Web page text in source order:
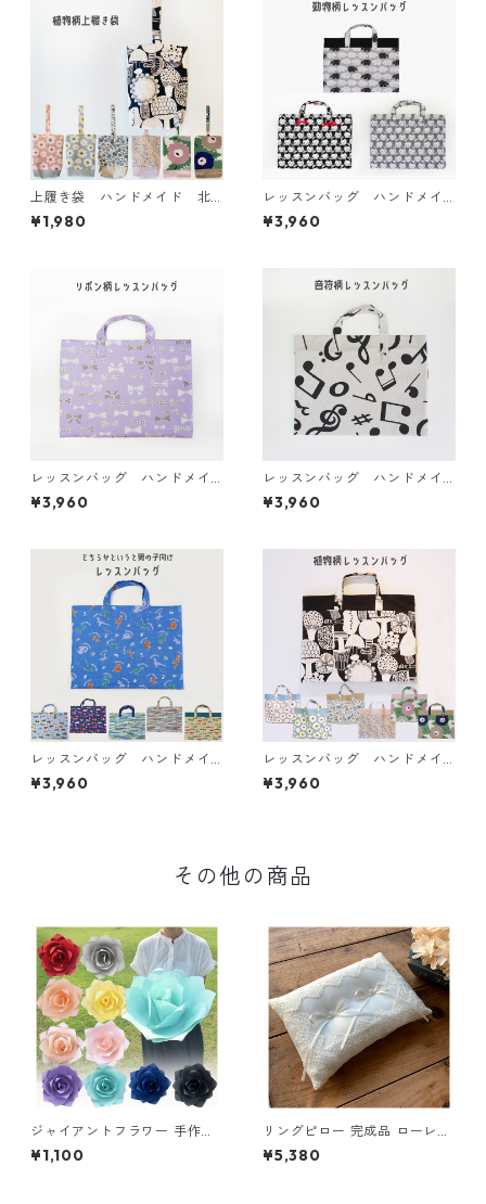
上履き袋 ハンドメイド 北
欧イメージの植物柄 入園
入学 新学期
¥1,980
レッスンバッグ ハンドメイ
ド 動物柄 入園 入学 新
学期
¥3,960
レッスンバッグ ハンドメイ
ド リボン柄 入園 入学
新学期
¥3,960
レッスンバッグ ハンドメイ
ド 音符柄 ♪ 入園 入学
新学期 ピアノ
¥3,960
レッスンバッグ ハンドメイ
ド 男の子 入園 入学 新
学期
¥3,960
レッスンバッグ ハンドメイ
ド 北欧イメージの植物柄
入園 入学 新学期
¥3,960
その他の商品
ジャイアントフラワー 手作り
キット ローズ Lサイズ 花径45
cm ウォールフラワー 壁 イン
¥1,100
リングピロー 完成品 ローレン
(送料無料)
¥5,380